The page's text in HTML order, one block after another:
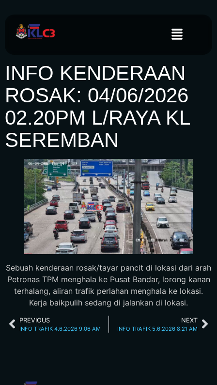
INFO KENDERAAN
ROSAK: 04/06/2026
02.20PM L/RAYA KL
SEREMBAN
Sebuah kenderaan rosak/tayar pancit di lokasi dari arah
Petronas TPM menghala ke Pusat Bandar, lorong kanan
terhalang, aliran trafik perlahan menghala ke lokasi.
Kerja baikpulih sedang di jalankan di lokasi.
PREVIOUS
INFO TRAFIK 4.6.2026 9.06 AM
NEXT
INFO TRAFIK 5.6.2026 8.21 AM